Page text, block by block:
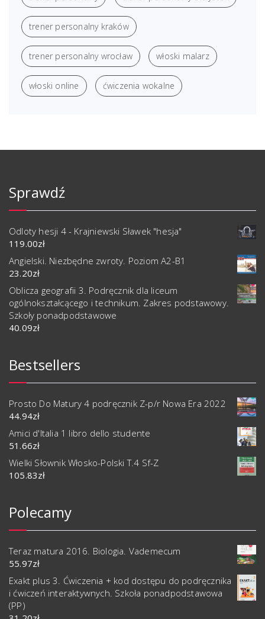
trener personalny kraków
trener personalny wrocław włoski malarz
włoski online ćwiczenia wokalne
Sprawdź
Odloty hesji 4 - Krajniewski Sławek "hesja"
119.00zł
Angielski. Niezbędne zwroty. Poziom A2-B1
23.20zł
Oblicza geografii 3. Podręcznik dla liceum
ogólnokształcącego i technikum. Zakres podstawowy.
Szkoły ponadpodstawowe
40.09zł
Bestsellers
Prosto Do Matury 4 podręcznik Z-p/r Nowa Era 2022
44.94zł
Amici d'Italia 1 libro dello studente
51.66zł
Wielki Słownik Włosko-Polski T.4 Sf-Z
105.83zł
Polecamy
Teraz matura 2016. Biologia. Vademecum
55.97zł
Exakt plus 3. Ćwiczenia + kod dostępu do podręcznika
i ćwiczeń interaktywnych. Szkoła ponadpodstawowa
(PP)